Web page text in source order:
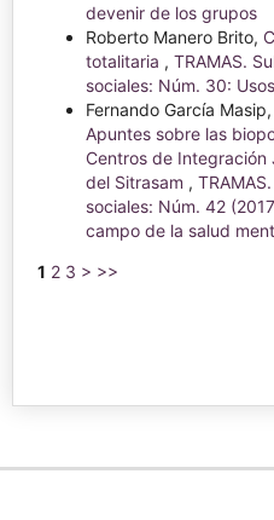
devenir de los grupos
Roberto Manero Brito,
totalitaria , TRAMAS.
sociales: Núm. 30:
Fernando García
Apuntes sobre las
Centros de Integración
del Sitrasam ,
sociales: Núm. 42
campo de la salud
1 2 3 > >>